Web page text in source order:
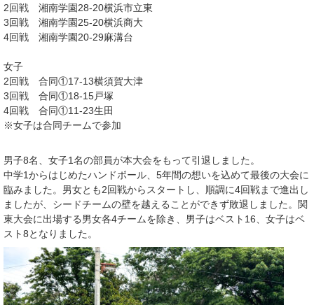
2回戦 湘南学園28-20横浜市立東
3回戦 湘南学園25-20横浜商大
4回戦 湘南学園20-29麻溝台
女子
2回戦 合同①17-13横須賀大津
3回戦 合同①18-15戸塚
4回戦 合同①11-23生田
※女子は合同チームで参加
男子8名、女子1名の部員が本大会をもって引退しました。
中学1からはじめたハンドボール、5年間の想いを込めて最後の大会に
臨みました。男女とも2回戦からスタートし、順調に4回戦まで進出し
ましたが、シードチームの壁を越えることができず敗退しました。関
東大会に出場する男女各4チームを除き、男子はベスト16、女子はベ
スト8となりました。